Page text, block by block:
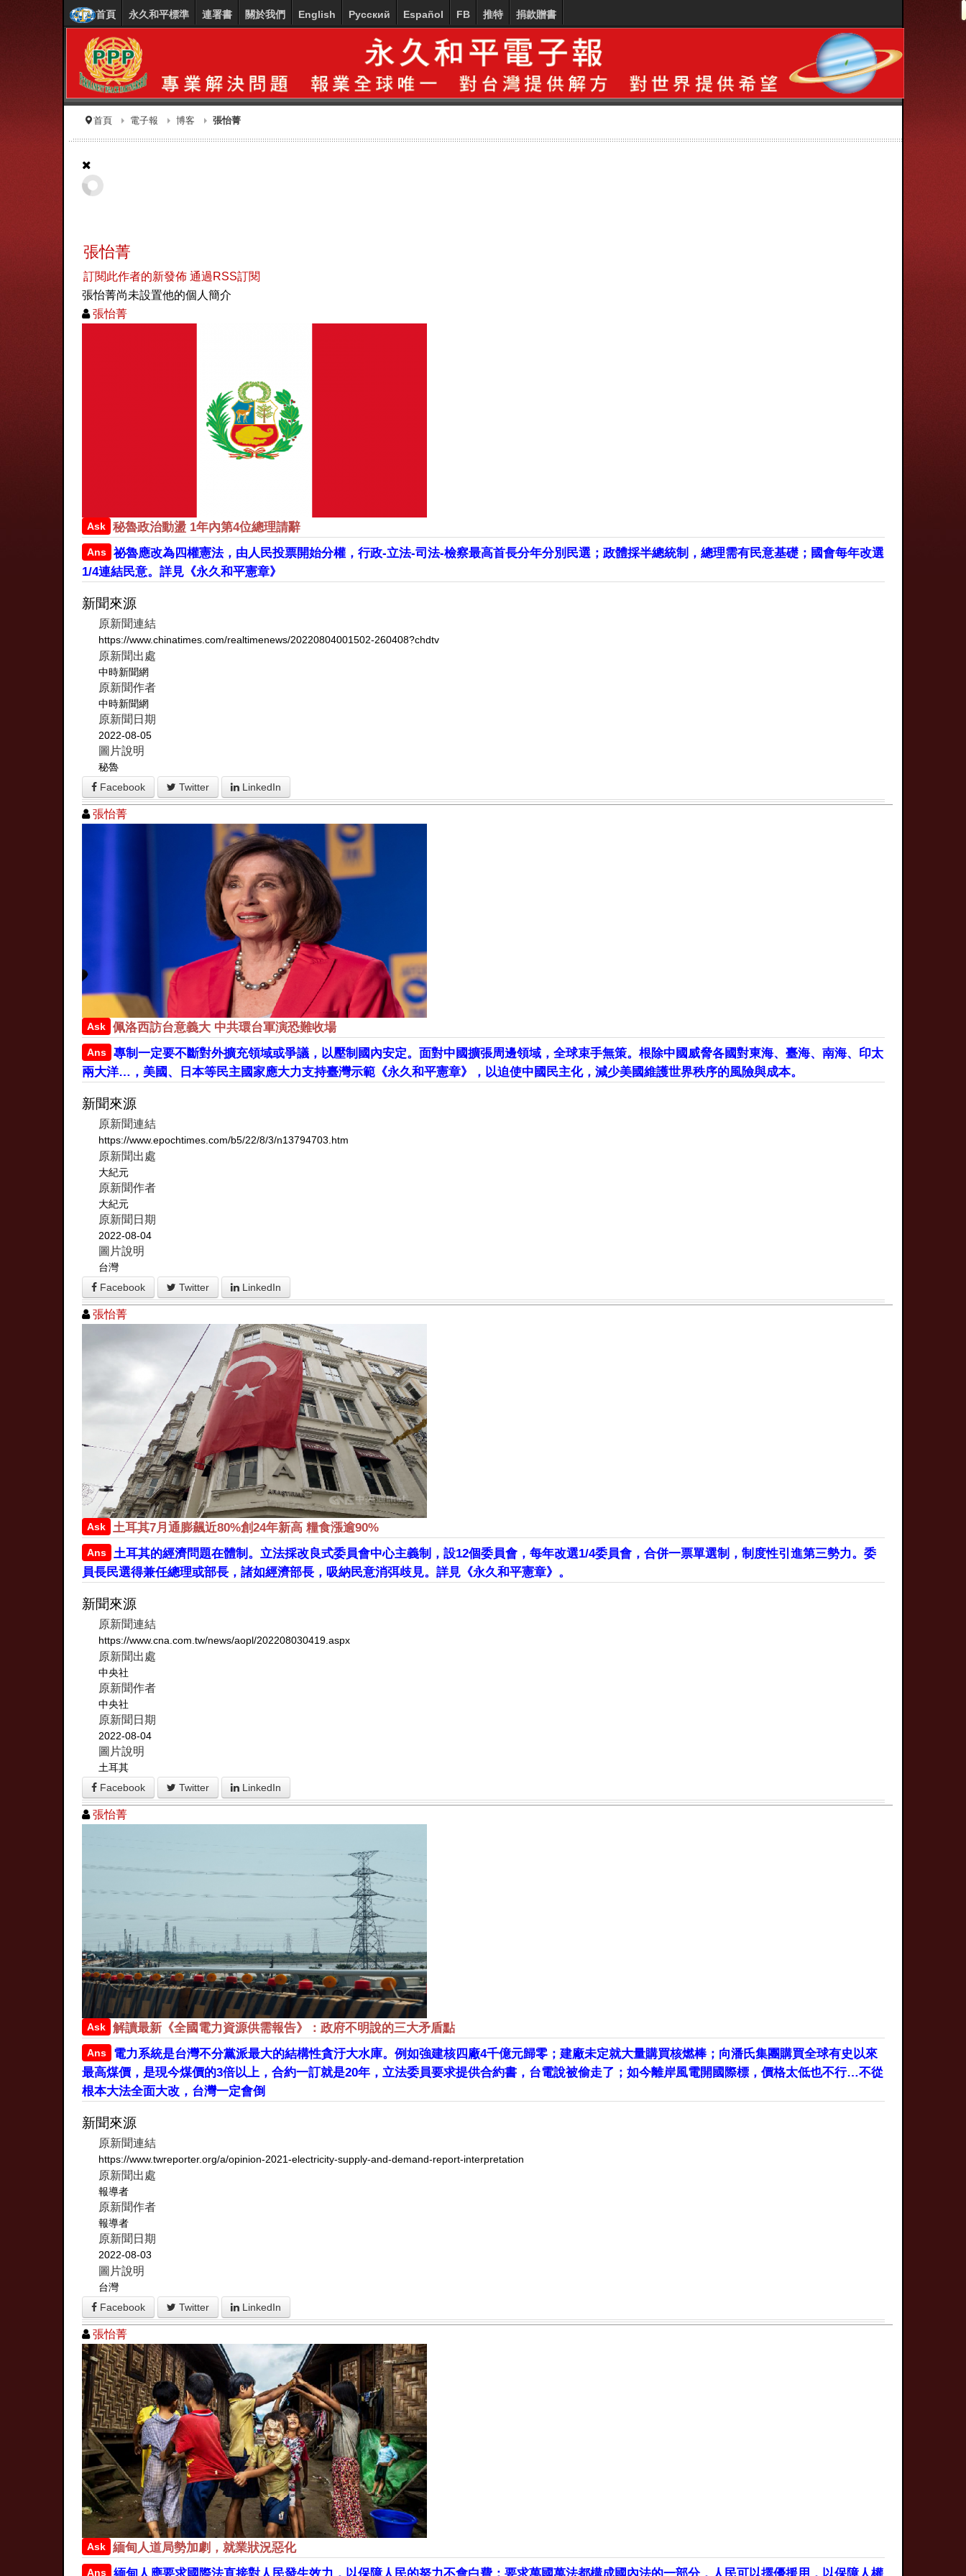
首頁 永久和平標準 連署書 關於我們 English Русский Español FB 推特 捐款贈書
首頁 電子報 博客 張怡菁
張怡菁
訂閱此作者的新發佈 通過RSS訂閱
張怡菁尚未設置他的個人簡介
張怡菁
Ask 秘魯政治動盪 1年內第4位總理請辭
Ans
祕魯應改為四權憲法，由人民投票開始分權，行政-立法-司法-檢察最高首長分年分別民選；政體採半總統制，總理需有民意基礎；國會每年改選
1/4連結民意。詳見《永久和平憲章》
新聞來源
原新聞連結
https://www.chinatimes.com/realtimenews/20220804001502-260408?chdtv
原新聞出處
中時新聞網
原新聞作者
中時新聞網
原新聞日期
2022-08-05
圖片說明
秘魯
Facebook
Twitter LinkedIn
張怡菁
Ask 佩洛西訪台意義大 中共環台軍演恐難收場
Ans
專制一定要不斷對外擴充領域或爭議，以壓制國內安定。面對中國擴張周邊領域，全球束手無策。根除中國威脅各國對東海、臺海、南海、印太
兩大洋…，美國、日本等民主國家應大力支持臺灣示範《永久和平憲章》，以迫使中國民主化，減少美國維護世界秩序的風險與成本。
新聞來源
原新聞連結
https://www.epochtimes.com/b5/22/8/3/n13794703.htm
原新聞出處
大紀元
原新聞作者
大紀元
原新聞日期
2022-08-04
圖片說明
台灣
Facebook
Twitter LinkedIn
張怡菁
Ask 土耳其7月通膨飆近80%創24年新高 糧食漲逾90%
Ans
土耳其的經濟問題在體制。立法採改良式委員會中心主義制，設12個委員會，每年改選1/4委員會，合併一票單選制，制度性引進第三勢力。委
員長民選得兼任總理或部長，諸如經濟部長，吸納民意消弭歧見。詳見《永久和平憲章》。
新聞來源
原新聞連結
https://www.cna.com.tw/news/aopl/202208030419.aspx
原新聞出處
中央社
原新聞作者
中央社
原新聞日期
2022-08-04
圖片說明
土耳其
Facebook
Twitter LinkedIn
張怡菁
Ask 解讀最新《全國電力資源供需報告》：政府不明說的三大矛盾點
Ans
電力系統是台灣不分黨派最大的結構性貪汙大水庫。例如強建核四廠4千億元歸零；建廠未定就大量購買核燃棒；向潘氏集團購買全球有史以來
最高煤價，是現今煤價的3倍以上，合約一訂就是20年，立法委員要求提供合約書，台電說被偷走了；如今離岸風電開國際標，價格太低也不行…不從
根本大法全面大改，台灣一定會倒
新聞來源
原新聞連結
https://www.twreporter.org/a/opinion-2021-electricity-supply-and-demand-report-interpretation
原新聞出處
報導者
原新聞作者
報導者
原新聞日期
2022-08-03
圖片說明
台灣
Facebook
Twitter LinkedIn
張怡菁
Ask 緬甸人道局勢加劇，就業狀況惡化
Ans 緬甸人應要求國際法直接對人民發生效力，以保障人民的努力不會白費；要求萬國萬法都構成國內法的一部分，人民可以擇優援用，以保障人權